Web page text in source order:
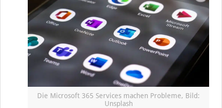
Die Microsoft 365 Services machen Probleme, Bild:
Unsplash